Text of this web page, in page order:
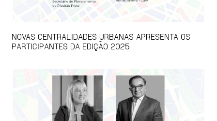
NOVAS CENTRALIDADES URBANAS APRESENTA OS
PARTICIPANTES DA EDIÇÃO 2025